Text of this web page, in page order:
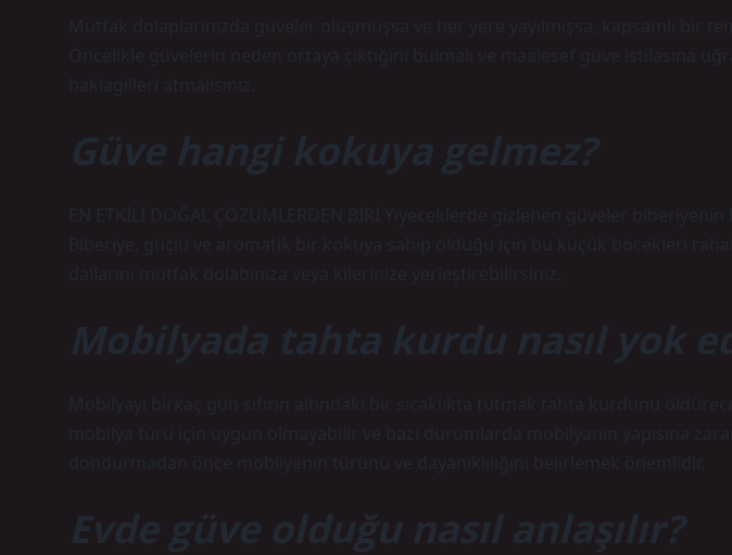
Mutfak dolaplarınızda güveler oluşmuşsa ve her yere yayılmışsa, kapsamlı bir
Öncelikle güvelerin neden ortaya çıktığını bulmalı ve maalesef güve istilasına
baklagilleri atmalısınız.
Güve hangi kokuya gelmez?
EN ETKİLİ DOĞAL ÇÖZÜMLERDEN BİRİ Yiyeceklerde gizlenen güveler
Biberiye, güçlü ve aromatik bir kokuya sahip olduğu için bu küçük böcekleri
dallarını mutfak dolabınıza veya kilerinize yerleştirebilirsiniz.
Mobilyada tahta kurdu nasıl yok
Mobilyayı birkaç gün sıfırın altındaki bir sıcaklıkta tutmak tahta kurdunu
mobilya türü için uygun olmayabilir ve bazı durumlarda mobilyanın yapısına
dondurmadan önce mobilyanın türünü ve dayanıklılığını belirlemek önemlidir.
Evde güve olduğu nasıl anlaşılır?